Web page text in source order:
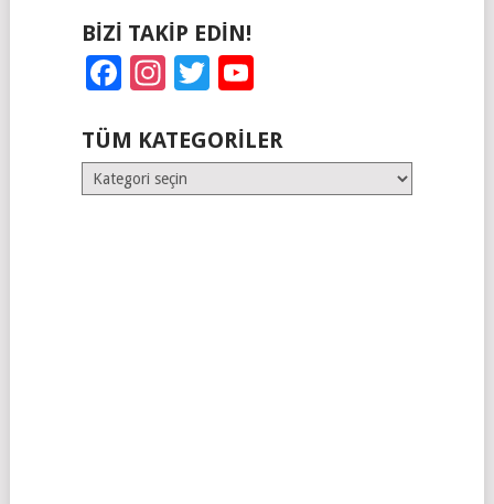
BIZI TAKIP EDIN!
Facebook
Instagram
Twitter
TÜM KATEGORILER
Tüm
Kategoriler